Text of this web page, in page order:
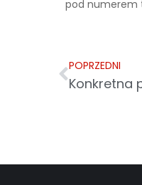
pod numerem
POPRZEDNI
Konkretna